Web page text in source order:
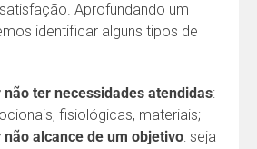
Aprofundando um
identificar alguns tipos de
não ter necessidades atendidas:
fisiológicas, materiais;
não alcance de um objetivo: seja